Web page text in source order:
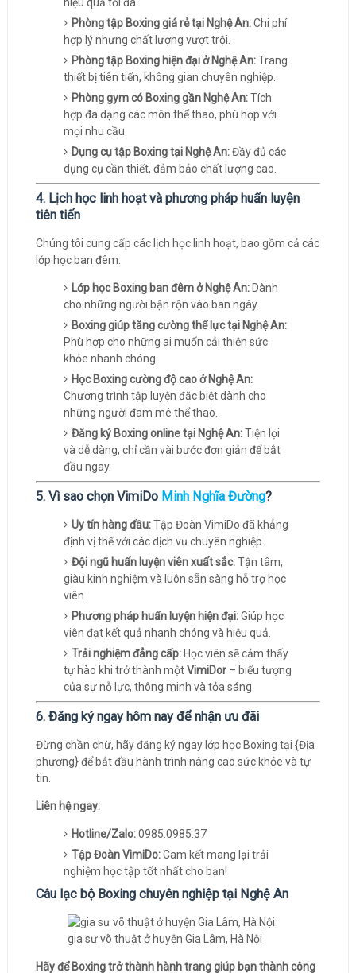
Phòng tập Boxing giá rẻ tại Nghệ An:Chi phí
hợp lý nhưng chất lượng vượt trội.
Phòng tập Boxing hiện đại ở Nghệ An:Trang
thiết bị tiên tiến, không gian chuyên nghiệp.
Phòng gym có Boxing gần Nghệ An:Tích
hợp đa dạng các môn thể thao, phù hợp với
mọi nhu cầu.
Dụng cụ tập Boxing tại Nghệ An:Đầy đủ các
dụng cụ cần thiết, đảm bảo chất lượng cao.
4. Lịch học linh hoạt và phương pháp huấn luyện
tiên tiến
Chúng tôi cung cấp các lịch học linh hoạt, bao gồm cả các
lớp học ban đêm:
Lớp học Boxing ban đêm ở Nghệ An:Dành
cho những người bận rộn vào ban ngày.
Boxing giúp tăng cường thể lực tại Nghệ An:
Phù hợp cho những ai muốn cải thiện sức
khỏe nhanh chóng.
Học Boxing cường độ cao ở Nghệ An:
Chương trình tập luyện đặc biệt dành cho
những người đam mê thể thao.
Đăng ký Boxing online tại Nghệ An:Tiện lợi
và dễ dàng, chỉ cần vài bước đơn giản để bắt
đầu ngay.
5. Vì sao chọn VimiDo Minh Nghĩa Đường?
Uy tín hàng đầu:Tập Đoàn VimiDo đã khẳng
định vị thế với các dịch vụ chuyên nghiệp.
Đội ngũ huấn luyện viên xuất sắc:Tận tâm,
giàu kinh nghiệm và luôn sẵn sàng hỗ trợ học
viên.
Phương pháp huấn luyện hiện đại:Giúp học
viên đạt kết quả nhanh chóng và hiệu quả.
Trải nghiệm đẳng cấp:Học viên sẽ cảm thấy
tự hào khi trở thành mộtVimiDor– biểu tượng
của sự nỗ lực, thông minh và tỏa sáng.
6. Đăng ký ngay hôm nay để nhận ưu đãi
Đừng chần chừ, hãy đăng ký ngay lớp học Boxing tại {Địa
phương} để bắt đầu hành trình nâng cao sức khỏe và tự
tin.
Liên hệ ngay:
Hotline/Zalo:0985.0985.37
Tập Đoàn VimiDo:Cam kết mang lại trải
nghiệm học tập tốt nhất cho bạn!
Câu lạc bộ Boxing chuyên nghiệp tại Nghệ An
gia sư võ thuật ở huyện Gia Lâm, Hà Nội
Hãy để Boxing trở thành hành trang giúp bạn thành công